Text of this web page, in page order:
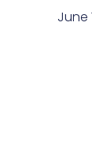
June